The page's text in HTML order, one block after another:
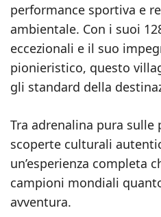
performance sportiva e
ambientale. Con i suoi
eccezionali e il suo
pionieristico, questo
gli standard della
Tra adrenalina pura sulle
scoperte culturali
un’esperienza completa
campioni mondiali
avventura.